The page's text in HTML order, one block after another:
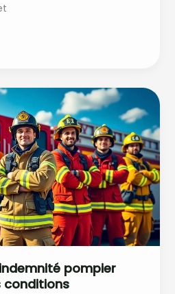
pompier
conditions